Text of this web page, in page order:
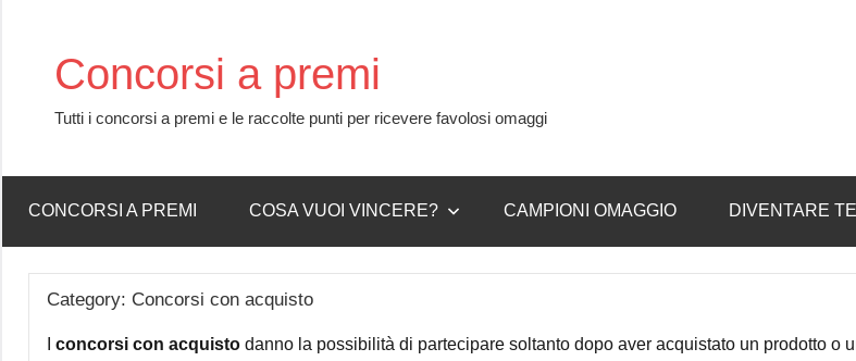
contentConcorsi a premi
Tutti i concorsi a premi e le raccolte punti per ricevere favolosi omaggi
CONCORSI A PREMI COSA VUOI VINCERE? CAMPIONI OMAGGIO DIVENTARE
Category: Concorsi con acquisto
concorsi con acquisto danno la possibilità di partecipare soltanto dopo aver acquistato un prodotto o